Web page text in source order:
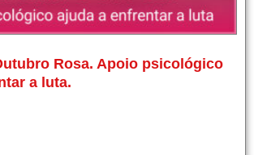
Rosa. Apoio psicológico
a luta.